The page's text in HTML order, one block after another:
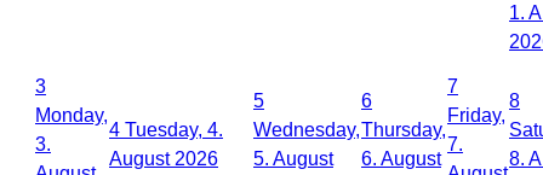
1.
3
Monday,
3.
4 Tuesday, 4.
August 2026
5
Wednesday,
5. August
6
Thursday,
6. August
7
Friday,
7.
8
8.